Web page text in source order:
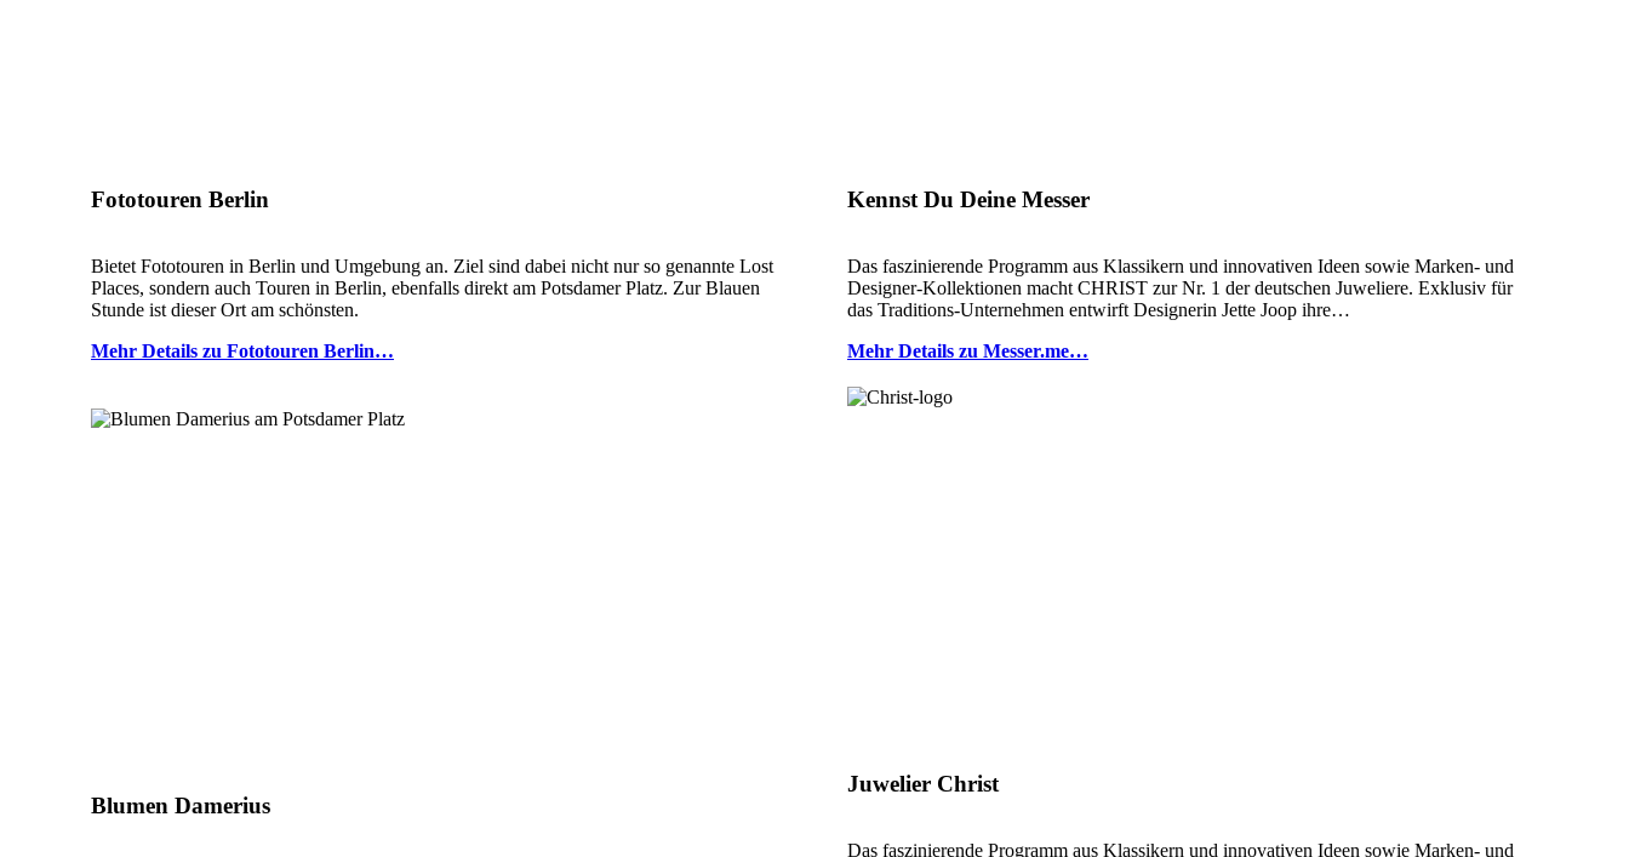
Fototouren Berlin
Bietet Fototouren in Berlin und Umgebung an. Ziel sind dabei nicht nur so genannte Lost
Places, sondern auch Touren in Berlin, ebenfalls direkt am Potsdamer Platz. Zur Blauen
Stunde ist dieser Ort am schönsten.
Mehr Details zu Fototouren Berlin…
Kennst Du Deine Messer
Das faszinierende Programm aus Klassikern und innovativen Ideen sowie Marken- und
Designer-Kollektionen macht CHRIST zur Nr. 1 der deutschen Juweliere. Exklusiv für
das Traditions-Unternehmen entwirft Designerin Jette Joop ihre…
Mehr Details zu Messer.me…
Blumen Damerius
Juwelier Christ
Das faszinierende Programm aus Klassikern und innovativen Ideen sowie Marken- und